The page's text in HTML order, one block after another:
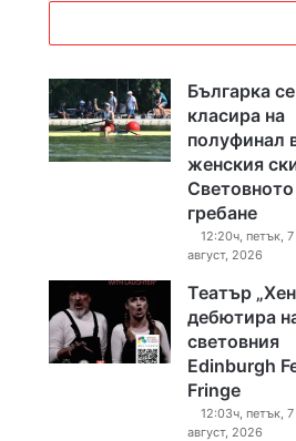
Българка се
класира на
полуфинал
женския
гребане
12:20ч, петък, 7
август, 2026
Театър
дебютира
световния
Edinburgh
Fringe
12:03ч, петък, 7
август, 2026